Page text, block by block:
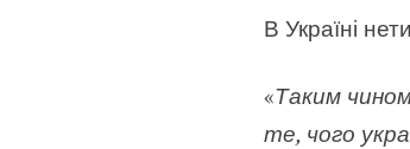
В Україні
«Таким
те, чого